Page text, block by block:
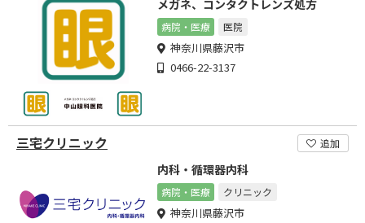
メガネ、コンタクトレンズ処方
病院・医療 医院
神奈川県藤沢市
0466-22-3137
三宅クリニック 追加
内科・循環器内科
病院・医療 クリニック
神奈川県藤沢市